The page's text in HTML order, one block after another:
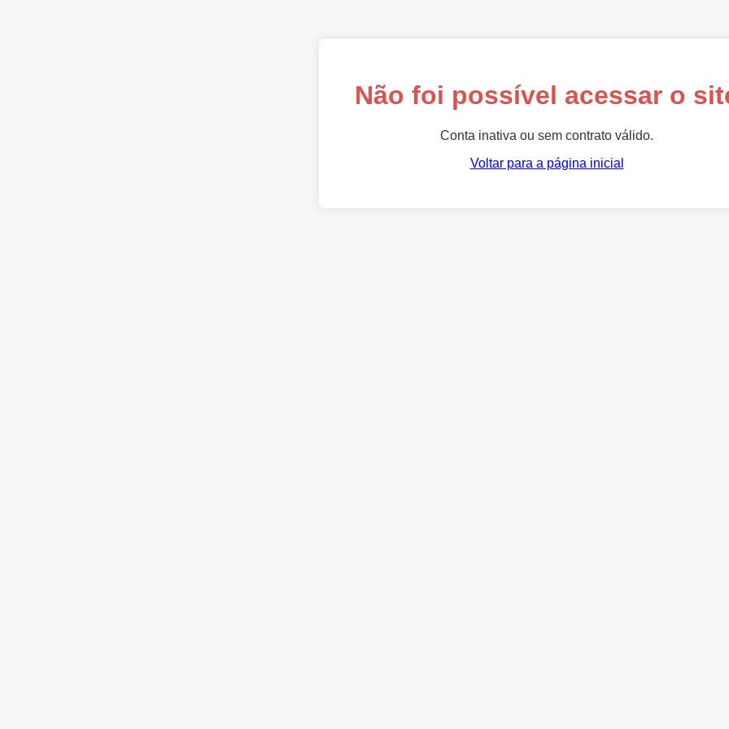
Não foi possível acessar o
Conta inativa ou sem contrato válido.
Voltar para a página inicial